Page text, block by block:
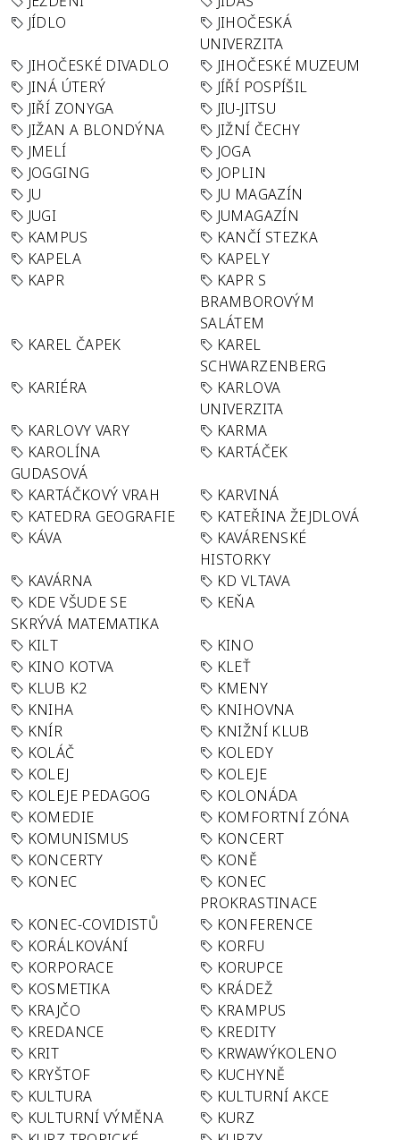
JÍDLO
JIHOČESKÁ
UNIVERZITA
JIHOČESKÉ DIVADLO
JIHOČESKÉ MUZEUM
JINÁ ÚTERÝ
JÍŘÍ POSPÍŠIL
JIŘÍ ZONYGA
JIU-JITSU
JIŽAN A BLONDÝNA
JIŽNÍ ČECHY
JMELÍ
JOGA
JOGGING
JOPLIN
JU
JU MAGAZÍN
JUGI
JUMAGAZÍN
KAMPUS
KANČÍ STEZKA
KAPELA
KAPELY
KAPR
KAPR S
BRAMBOROVÝM
SALÁTEM
KAREL ČAPEK
KAREL
SCHWARZENBERG
KARIÉRA
KARLOVA
UNIVERZITA
KARLOVY VARY
KARMA
KAROLÍNA
GUDASOVÁ
KARTÁČEK
KARTÁČKOVÝ VRAH
KARVINÁ
KATEDRA GEOGRAFIE
KATEŘINA ŽEJDLOVÁ
KÁVA
KAVÁRENSKÉ
HISTORKY
KAVÁRNA
KD VLTAVA
KDE VŠUDE SE
SKRÝVÁ MATEMATIKA
KEŇA
KILT
KINO
KINO KOTVA
KLEŤ
KLUB K2
KMENY
KNIHA
KNIHOVNA
KNÍR
KNIŽNÍ KLUB
KOLÁČ
KOLEDY
KOLEJ
KOLEJE
KOLEJE PEDAGOG
KOLONÁDA
KOMEDIE
KOMFORTNÍ ZÓNA
KOMUNISMUS
KONCERT
KONCERTY
KONĚ
KONEC
KONEC
PROKRASTINACE
KONEC-COVIDISTŮ
KONFERENCE
KORÁLKOVÁNÍ
KORFU
KORPORACE
KORUPCE
KOSMETIKA
KRÁDEŽ
KRAJČO
KRAMPUS
KREDANCE
KREDITY
KRIT
KRWAWÝKOLENO
KRYŠTOF
KUCHYNĚ
KULTURA
KULTURNÍ AKCE
KULTURNÍ VÝMĚNA
KURZ